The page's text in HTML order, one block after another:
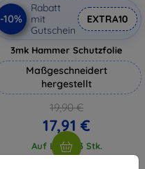
-10%
Rabatt
mit
Gutschein
EXTRA10
3mk Hammer Schutzfolie
Maßgeschneidert
hergestellt
19,90 €
17,91 €
Auf Lager 3 Stk.